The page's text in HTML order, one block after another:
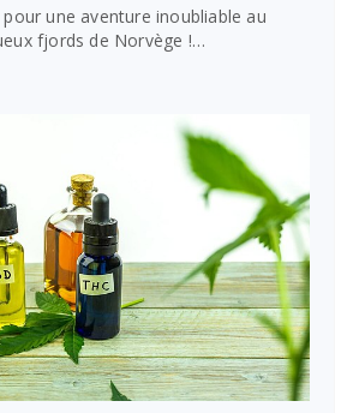
une aventure inoubliable au
fjords de Norvège !…